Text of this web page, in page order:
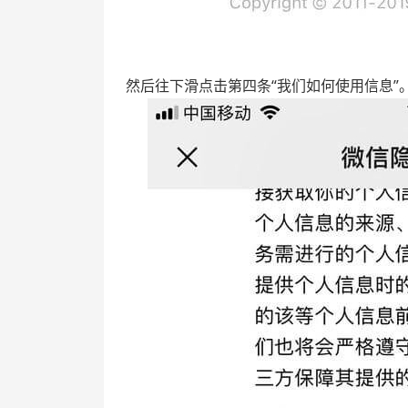
然后往下滑点击第四条“我们如何使用信息”